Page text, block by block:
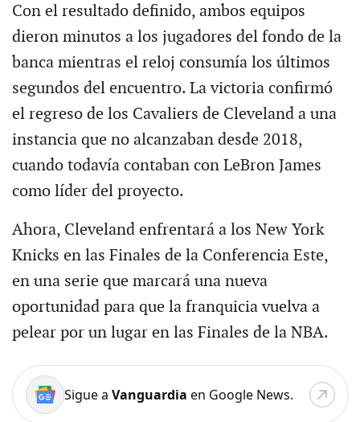
Con el resultado definido, ambos equipos
dieron minutos a los jugadores del fondo de la
banca mientras el reloj consumía los últimos
segundos del encuentro. La victoria confirmó
el regreso de los Cavaliers de Cleveland a una
instancia que no alcanzaban desde 2018,
cuando todavía contaban con LeBron James
como líder del proyecto.
Ahora, Cleveland enfrentará a los New York
Knicks en las Finales de la Conferencia Este,
en una serie que marcará una nueva
oportunidad para que la franquicia vuelva a
pelear por un lugar en las Finales de la NBA.
Sigue a Vanguardia en Google News.